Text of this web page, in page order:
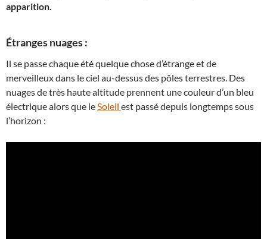
apparition.
Étranges nuages :
Il se passe chaque été quelque chose d’étrange et de
merveilleux dans le ciel au-dessus des pôles terrestres. Des
nuages de très haute altitude prennent une couleur d’un bleu
électrique alors que leSoleil est passé depuis longtemps sous
l’horizon :